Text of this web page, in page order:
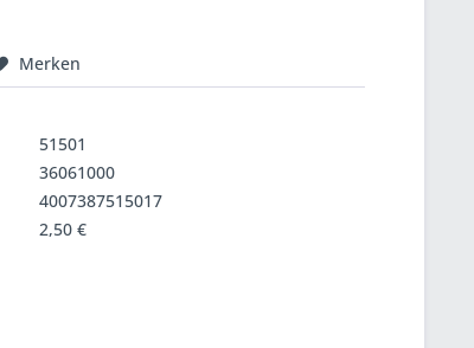
Merken
51501
36061000
4007387515017
2,50 €